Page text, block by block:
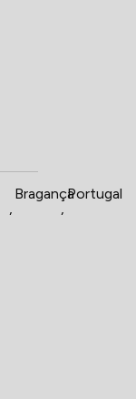
,
Bragança
,
Portugal